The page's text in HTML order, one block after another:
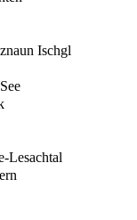
Ischgl
Lesachtal